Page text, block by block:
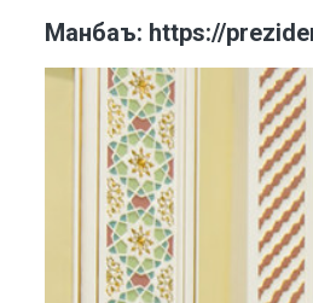
Манбаъ: https://